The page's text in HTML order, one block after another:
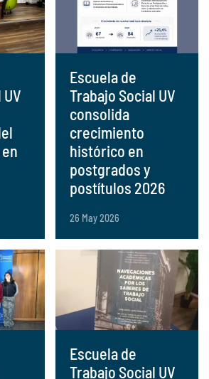
Escuela de
Trabajo Social UV
consolida
crecimiento
histórico en
postgrados y
postítulos 2026
26 May 2026
Escuela de
Trabajo Social UV